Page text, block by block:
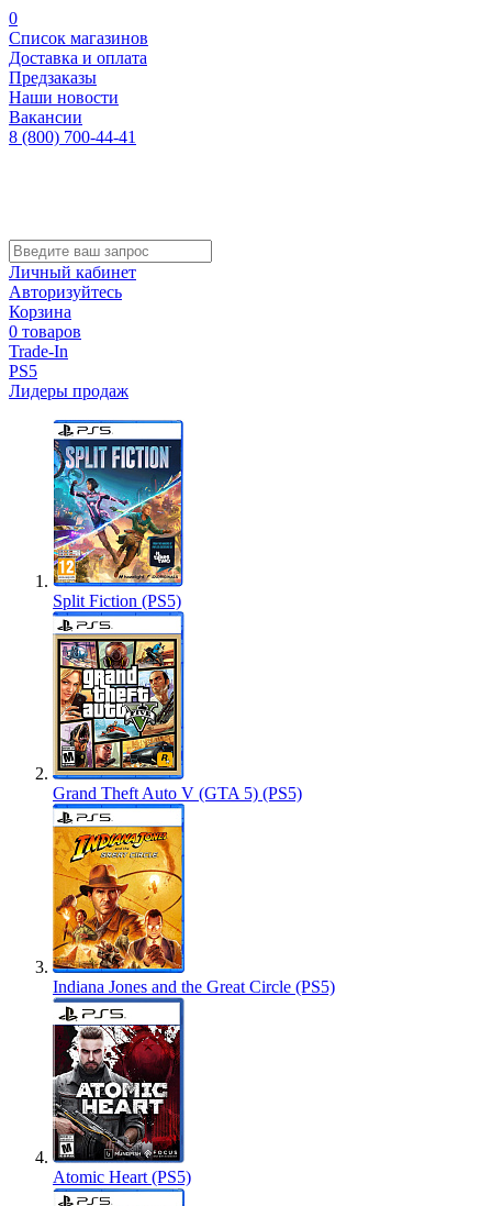
0
Список магазинов
Доставка и оплата
Предзаказы
Наши новости
Вакансии
8 (800) 700-44-41
Личный кабинет
Авторизуйтесь
Корзина
0 товаров
Trade-In
PS5
Лидеры продаж
Split Fiction (PS5)
Grand Theft Auto V (GTA 5) (PS5)
Indiana Jones and the Great Circle (PS5)
Atomic Heart (PS5)